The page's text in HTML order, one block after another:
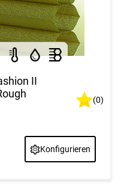
II
(0)
Konfigurieren